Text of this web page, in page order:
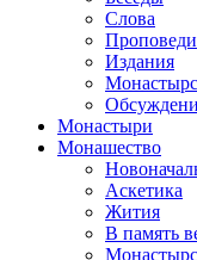
Слова
Проповеди
Издания
Монастыри
Монашество
Аскетика
Жития
В память